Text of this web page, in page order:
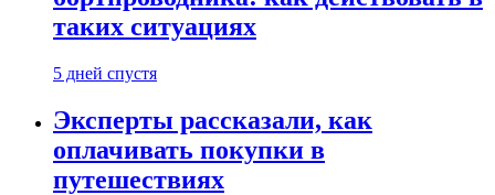
таких ситуациях
5 дней спустя
Эксперты рассказали, как
оплачивать покупки в
путешествиях